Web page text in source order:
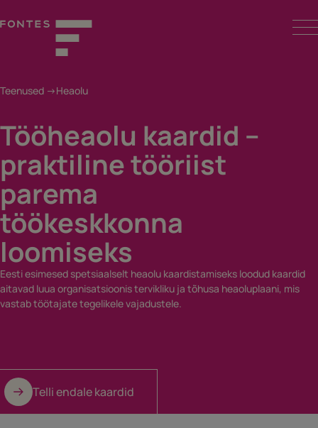
to
Teenused ->Heaolu
Tööheaolu kaardid –
praktiline tööriist
parema
töökeskkonna
loomiseks
Eesti esimesed spetsiaalselt heaolu kaardistamiseks loodud kaardid
aitavad luua organisatsioonis tervikliku ja tõhusa heaoluplaani, mis
vastab töötajate tegelikele vajadustele.
Telli endale kaardid